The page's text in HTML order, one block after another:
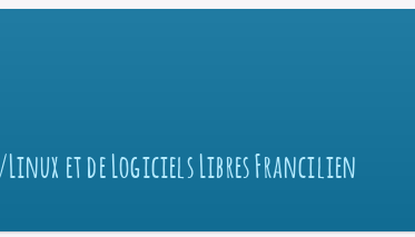
Linux et de Logiciels Libres Francilien